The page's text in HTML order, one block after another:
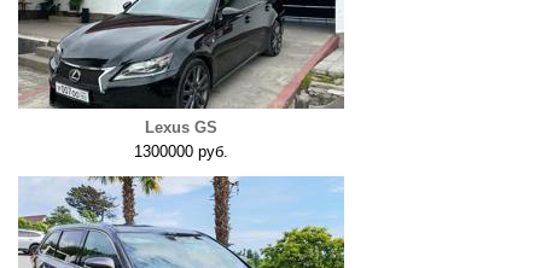
Lexus GS
1300000 руб.